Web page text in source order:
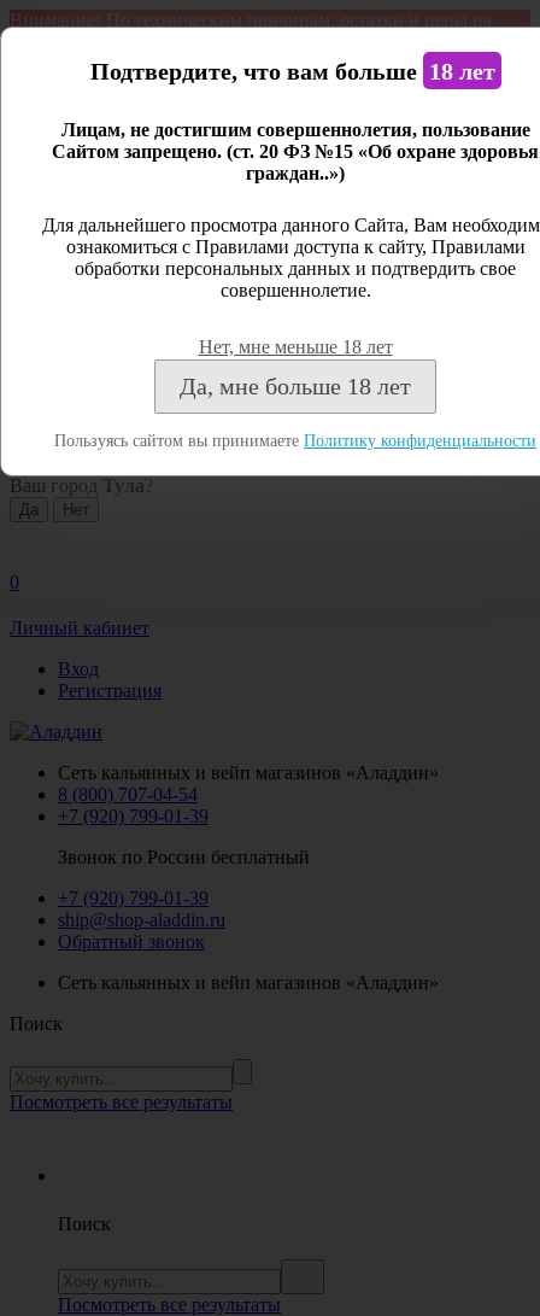
Внимание! По техническим причинам, остатки и цены на
является демонстрационным. Дистанционная продажа не
Открыть сайдбар
Личный кабинет
Закрыть
Посмотреть все результаты
Ваш город Тула ?
0
Личный кабинет
Вход
Регистрация
Сеть кальянных и вейп магазинов «Аладдин»
8 (800) 707-04-54
+7 (920) 799-01-39
Звонок по России бесплатный
+7 (920) 799-01-39
ship@shop-aladdin.ru
Обратный звонок
Сеть кальянных и вейп магазинов «Аладдин»
Поиск
Посмотреть все результаты
Поиск
Посмотреть все результаты
Подтвердите, что вам больше 18 лет
Лицам, не достигшим совершеннолетия, пользование
Сайтом запрещено. (ст. 20 ФЗ №15 «Об охране здоровья
граждан..»)
Для дальнейшего просмотра данного Сайта, Вам
ознакомиться с Правилами доступа к сайту, Правилами
обработки персональных данных и подтвердить свое
совершеннолетие.
Нет, мне меньше 18 лет
Да, мне больше 18 лет
Пользуясь сайтом вы принимаете Политику конфиденциальности